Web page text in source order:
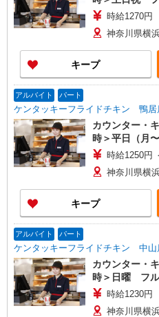
時給1270円
神奈川県横
キープ
アルバイト パート
ケンタッキーフライドチキン 鴨居
カウンター・
時＞平日（月
時給1250円
神奈川県横
キープ
アルバイト パート
ケンタッキーフライドチキン 中山
カウンター・
時＞日曜 フ
時給1230円
神奈川県横